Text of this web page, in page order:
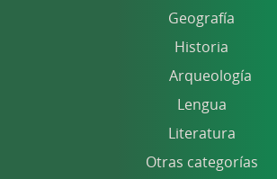
Geografía
Historia
Arqueología
Lengua
Literatura
Otras categorías